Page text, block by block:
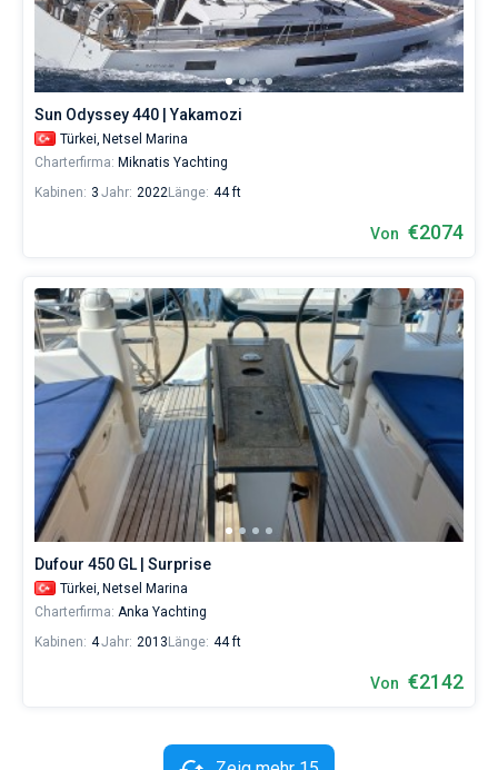
Sun Odyssey 440 | Yakamozi
Türkei, Netsel Marina
Charterfirma: Miknatis Yachting
Kabinen: 3 Jahr: 2022Länge: 44 ft
Von €2074
Dufour 450 GL | Surprise
Türkei, Netsel Marina
Charterfirma: Anka Yachting
Kabinen: 4Jahr: 2013 Länge: 44 ft
Von €2142